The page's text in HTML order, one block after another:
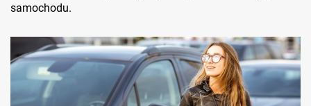
samochodu.